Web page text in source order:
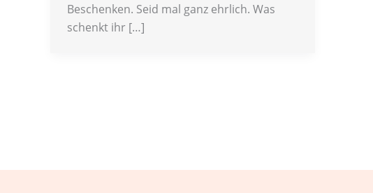
Beschenken. Seid mal ganz ehrlich. Was
schenkt ihr […]